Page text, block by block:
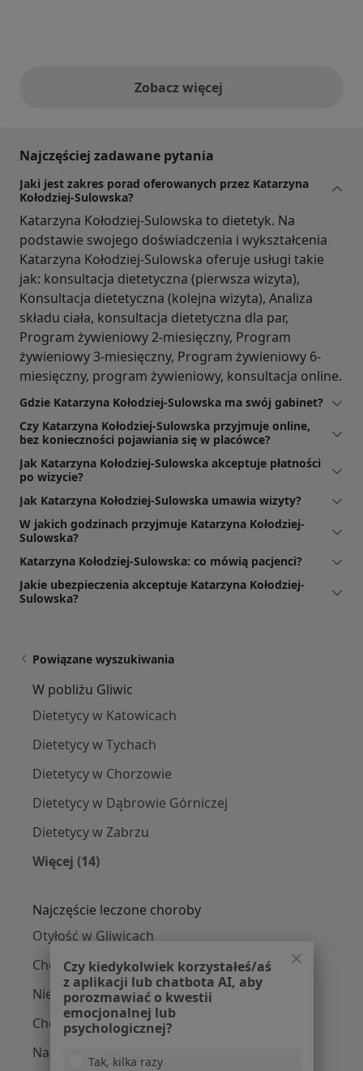
Zobacz więcejopinie powyżej
Najczęściej zadawane pytania
Jaki jest zakres porad oferowanych przez Katarzyna
Kołodziej-Sulowska?
Katarzyna Kołodziej-Sulowska to dietetyk. Na
podstawie swojego doświadczenia i wykształcenia
Katarzyna Kołodziej-Sulowska oferuje usługi takie
jak: konsultacja dietetyczna (pierwsza wizyta),
Konsultacja dietetyczna (kolejna wizyta), Analiza
składu ciała, konsultacja dietetyczna dla par,
Program żywieniowy 2-miesięczny, Program
żywieniowy 3-miesięczny, Program żywieniowy 6-
miesięczny, program żywieniowy, konsultacja online.
Gdzie Katarzyna Kołodziej-Sulowska ma swój gabinet?
Czy Katarzyna Kołodziej-Sulowska przyjmuje online,
bez konieczności pojawiania się w placówce?
Jak Katarzyna Kołodziej-Sulowska akceptuje płatności
po wizycie?
Jak Katarzyna Kołodziej-Sulowska umawia wizyty?
W jakich godzinach przyjmuje Katarzyna Kołodziej-
Sulowska?
Katarzyna Kołodziej-Sulowska: co mówią pacjenci?
Jakie ubezpieczenia akceptuje Katarzyna Kołodziej-
Sulowska?
Powiązane wyszukiwania
W pobliżu Gliwic
Dietetycy w Katowicach
Dietetycy w Tychach
Dietetycy w Chorzowie
Dietetycy w Dąbrowie Górniczej
Dietetycy w Zabrzu
Więcej (14)
Najczęście leczone choroby
Otyłość w Gliwicach
Choroba Hashimoto w Gliwicach
Niedoczynność tarczycy w Gliwicach
Choroby dietozależne w Gliwicach
Nadciśnienie tętnicze w Gliwicach
Czy kiedykolwiek korzystałeś/aś
z aplikacji lub chatbota AI, aby
porozmawiać o kwestii
emocjonalnej lub
psychologicznej?
Tak, kilka razy